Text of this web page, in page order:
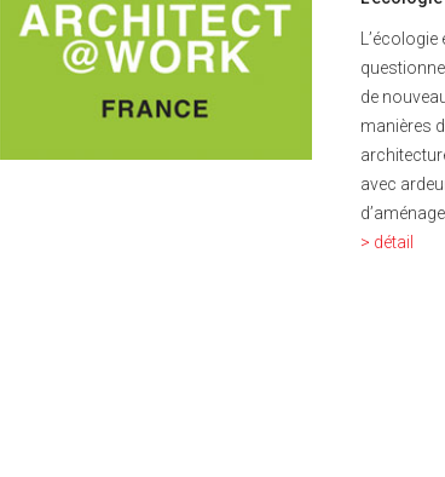
L’écologie
de
manières
avec
> détail